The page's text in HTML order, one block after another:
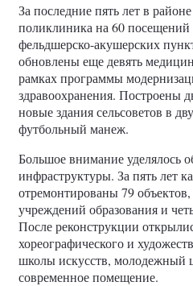
За последние пять лет в
поликлиника на 60
фельдшерско-акушерских
обновлены еще девять
рамках программы
здравоохранения. Построены
новые здания сельсоветов в
футбольный манеж.
Большое внимание уделялось
инфраструктуры. За пять лет
отремонтированы 79
учреждений образования и
После реконструкции
хореографического и
школы искусств, молодежный
современное помещение.